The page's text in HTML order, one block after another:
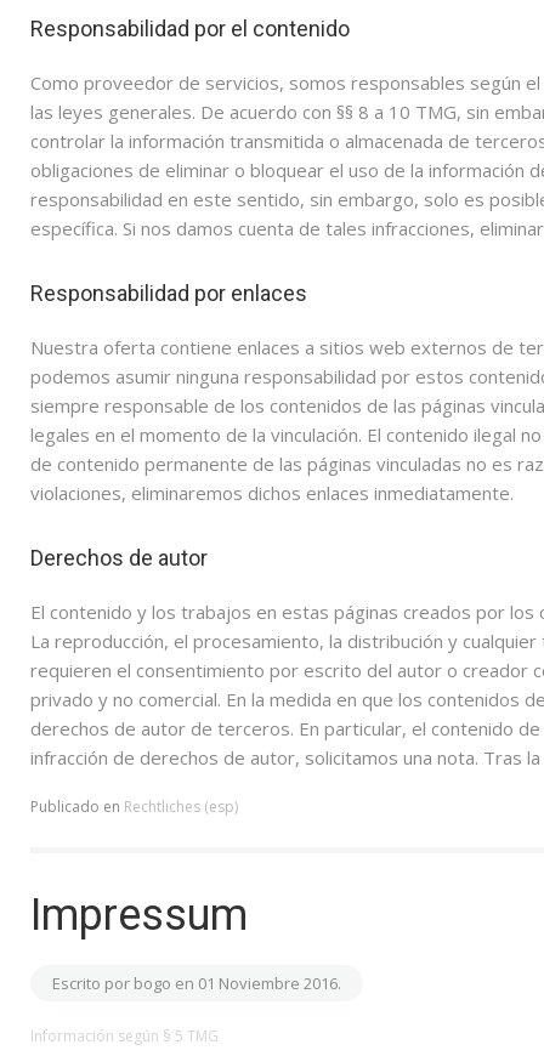
Responsabilidad por el contenido
Como proveedor de servicios, somos responsables según
las leyes generales. De acuerdo con §§ 8 a 10 TMG, sin
controlar la información transmitida o almacenada de
obligaciones de eliminar o bloquear el uso de la información
responsabilidad en este sentido, sin embargo, solo es
específica. Si nos damos cuenta de tales infracciones,
Responsabilidad por enlaces
Nuestra oferta contiene enlaces a sitios web externos de
podemos asumir ninguna responsabilidad por estos
siempre responsable de los contenidos de las páginas
legales en el momento de la vinculación. El contenido ilegal
de contenido permanente de las páginas vinculadas no es
violaciones, eliminaremos dichos enlaces inmediatamente.
Derechos de autor
El contenido y los trabajos en estas páginas creados por
La reproducción, el procesamiento, la distribución y
requieren el consentimiento por escrito del autor o creador
privado y no comercial. En la medida en que los contenidos
derechos de autor de terceros. En particular, el contenido
infracción de derechos de autor, solicitamos una nota. Tras
Publicado en Rechtliches (esp)
Impressum
Escrito por bogo en 01 Noviembre 2016.
Información según § 5 TMG